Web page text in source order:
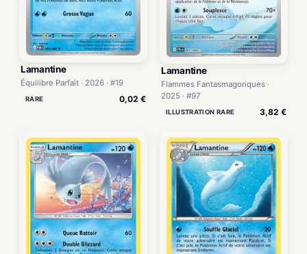
Lamantine
Équilibre Parfait · 2026 · #19
RARE 0,02 €
Lamantine
Flammes Fantasmagoriques ·
2025 · #97
ILLUSTRATION RARE 3,82 €